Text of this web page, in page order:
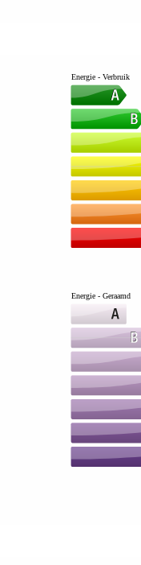
Energie - Verbruik
Energie - Geraamd